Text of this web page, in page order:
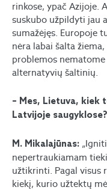
rinkose, ypač Azijoje.
suskubo užpildyti jau
sumažėjęs. Europoje
nėra labai šalta
problemos
alternatyvių šaltinių.
– Mes, Lietuva, kiek
Latvijoje
M. Mikalajūnas:
nepertraukiamam
užtikrinti. Pagal visus
kiekį, kurio užtektų